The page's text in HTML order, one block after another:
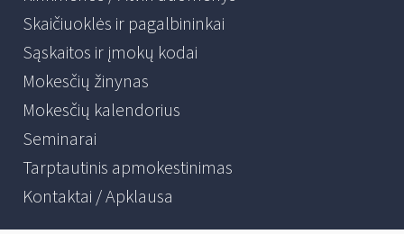
Skaičiuoklės ir pagalbininkai
Sąskaitos ir įmokų kodai
Mokesčių žinynas
Mokesčių kalendorius
Seminarai
Tarptautinis apmokestinimas
Kontaktai / Apklausa